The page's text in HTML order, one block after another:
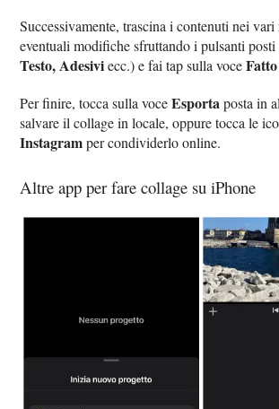
Successivamente, trascina i contenuti nei
eventuali modifiche sfruttando i pulsanti posti
Testo, Adesiviecc.) e fai tap sulla voceFatto
Per finire, tocca sulla voceEsportaposta in
salvare il collage in locale, oppure tocca le
Instagramper condividerlo online.
Altre app per fare collage su iPhone